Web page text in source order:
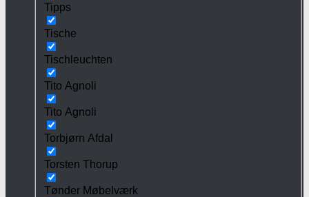
Tipps
Tische
Tischleuchten
Tito Agnoli
Tito Agnoli
Torbjørn Afdal
Torsten Thorup
Tønder Møbelværk